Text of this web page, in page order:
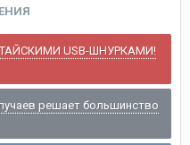
USB-ШНУРКАМИ!
решает большинство